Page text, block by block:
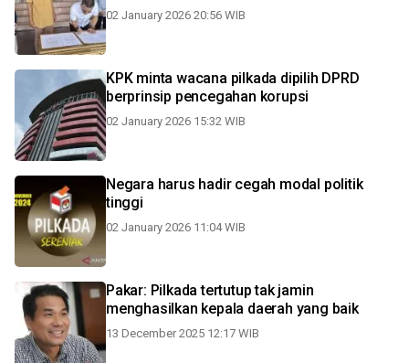
02 January 2026 20:56 WIB
KPK minta wacana pilkada dipilih DPRD
berprinsip pencegahan korupsi
02 January 2026 15:32 WIB
Negara harus hadir cegah modal politik
tinggi
02 January 2026 11:04 WIB
Pakar: Pilkada tertutup tak jamin
menghasilkan kepala daerah yang baik
13 December 2025 12:17 WIB